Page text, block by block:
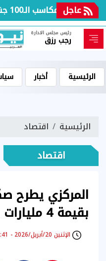
عاجل
بعد مكاسب الـ100 جنيه.. خريطة أسعار الذهب وعيار 21 بالعطلة الأسبوعية
رئيس مجلس الادارة
رجب رزق
الرئيسية أخبار
الرئيسية اقتصاد
اقتصاد
المركزي يطرح
بقيمة 4 مليارات جنيه اليوم
الإثنين 20/أبريل/2026 - 12:41 م